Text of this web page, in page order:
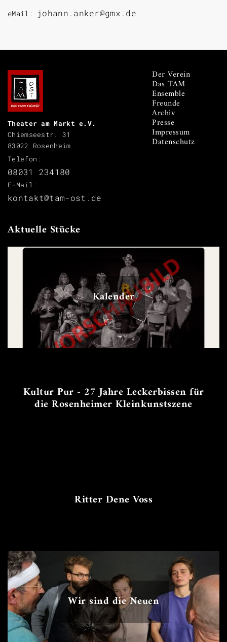
eMail: johann.anker@gmx.de
Theater am Markt e.V.
Chiemseestr. 31
83022 Rosenheim
Telefon:
08031 234180
E-Mail:
kontakt@tam-ost.de
Der Verein
Das TAM
Ensemble
Freunde
Archiv
Presse
Impressum
Datenschutz
Aktuelle Stücke
Kalender
Kultur Pur - 27 Jahre Leckerbissen für
die Rosenheimer Kleinkunstszene
Ritter Dene Voss
Wir sind die Neuen